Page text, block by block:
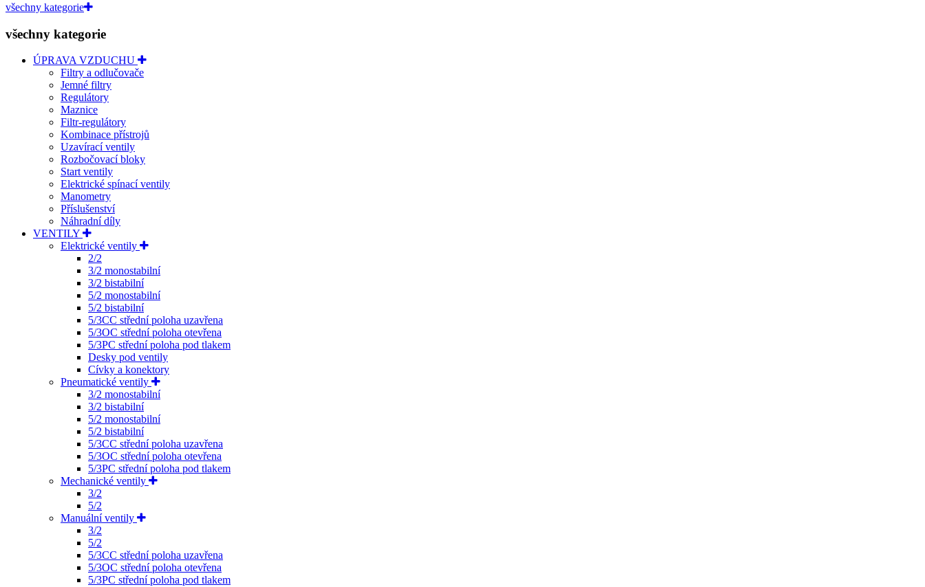
všechny kategorie
všechny kategorie
ÚPRAVA VZDUCHU
Filtry a odlučovače
Jemné filtry
Regulátory
Maznice
Filtr-regulátory
Kombinace přístrojů
Uzavírací ventily
Rozbočovací bloky
Start ventily
Elektrické spínací ventily
Manometry
Příslušenství
Náhradní díly
VENTILY
Elektrické ventily
2/2
3/2 monostabilní
3/2 bistabilní
5/2 monostabilní
5/2 bistabilní
5/3CC střední poloha uzavřena
5/3OC střední poloha otevřena
5/3PC střední poloha pod tlakem
Desky pod ventily
Cívky a konektory
Pneumatické ventily
3/2 monostabilní
3/2 bistabilní
5/2 monostabilní
5/2 bistabilní
5/3CC střední poloha uzavřena
5/3OC střední poloha otevřena
5/3PC střední poloha pod tlakem
Mechanické ventily
3/2
5/2
Manuální ventily
3/2
5/2
5/3CC střední poloha uzavřena
5/3OC střední poloha otevřena
5/3PC střední poloha pod tlakem